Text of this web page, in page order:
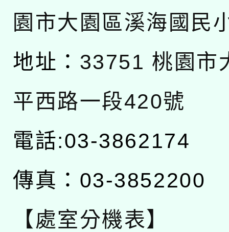
園市大園區溪海國民
地址： 33751 桃園市
平西路一段420號
電話:03-3862174
傳真：03-3852200
【處室分機表】